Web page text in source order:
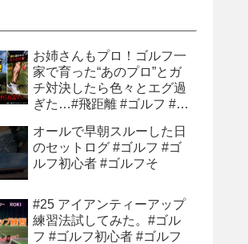
お姉さんもプロ！ゴルフ一
家で育った“あのプロ”とガ
チ対決したら色々とエグ過
ぎた…#飛距離 #ゴルフ #ゴ
ティーショット
オールで早朝スルーした日
のセットログ #ゴルフ #ゴ
ルフ初心者 #ゴルフそ
#25 アイアンティーアップ
練習法試してみた。#ゴル
フ #ゴルフ初心者 #ゴルフ